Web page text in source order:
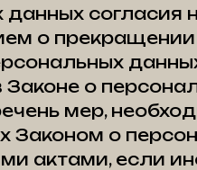
согласия
о
о
мер,
Законом о
актами, если